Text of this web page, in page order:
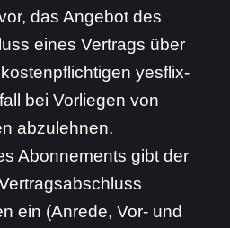
das Angebot des
eines Vertrags über
yesflix-
bei Vorliegen von
abzulehnen.
Abonnements gibt der
ein (Anrede, Vor- und